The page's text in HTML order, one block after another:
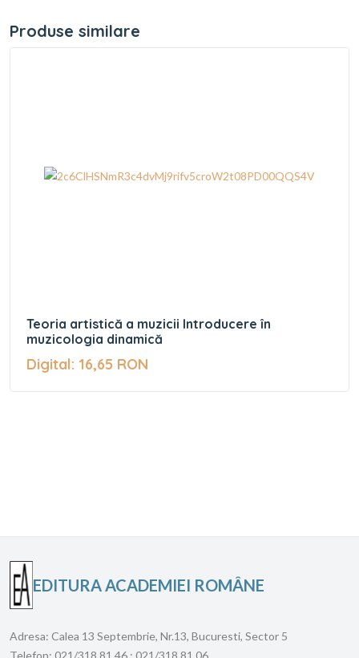
Produse similare
Teoria artistică a muzicii Introducere în
muzicologia dinamică
Digital: 16,65 RON
EDITURA ACADEMIEI ROMÂNE
Adresa: Calea 13 Septembrie, Nr.13, Bucuresti, Sector 5
Telefon: 021/318 81 46 ; 021/318 81 06